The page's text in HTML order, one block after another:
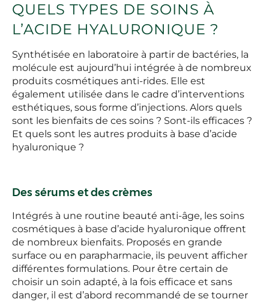
QUELS TYPES DE SOINS À
L’ACIDE HYALURONIQUE ?
Synthétisée en laboratoire à partir de bactéries, la
molécule est aujourd’hui intégrée à de nombreux
produits cosmétiques anti-rides. Elle est
également utilisée dans le cadre d’interventions
esthétiques, sous forme d’injections. Alors quels
sont les bienfaits de ces soins ? Sont-ils efficaces ?
Et quels sont les autres produits à base d’acide
hyaluronique ?
Des sérums et des crèmes
Intégrés à une routine beauté anti-âge, les soins
cosmétiques à base d’acide hyaluronique offrent
de nombreux bienfaits. Proposés en grande
surface ou en parapharmacie, ils peuvent afficher
différentes formulations. Pour être certain de
choisir un soin adapté, à la fois efficace et sans
danger, il est d’abord recommandé de se tourner